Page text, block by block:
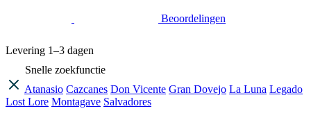
Beoordelingen
Levering 1–3 dagen
Snelle zoekfunctie
Atanasio Cazcanes Don Vicente Gran Dovejo La Luna Legado
Lost Lore Montagave Salvadores